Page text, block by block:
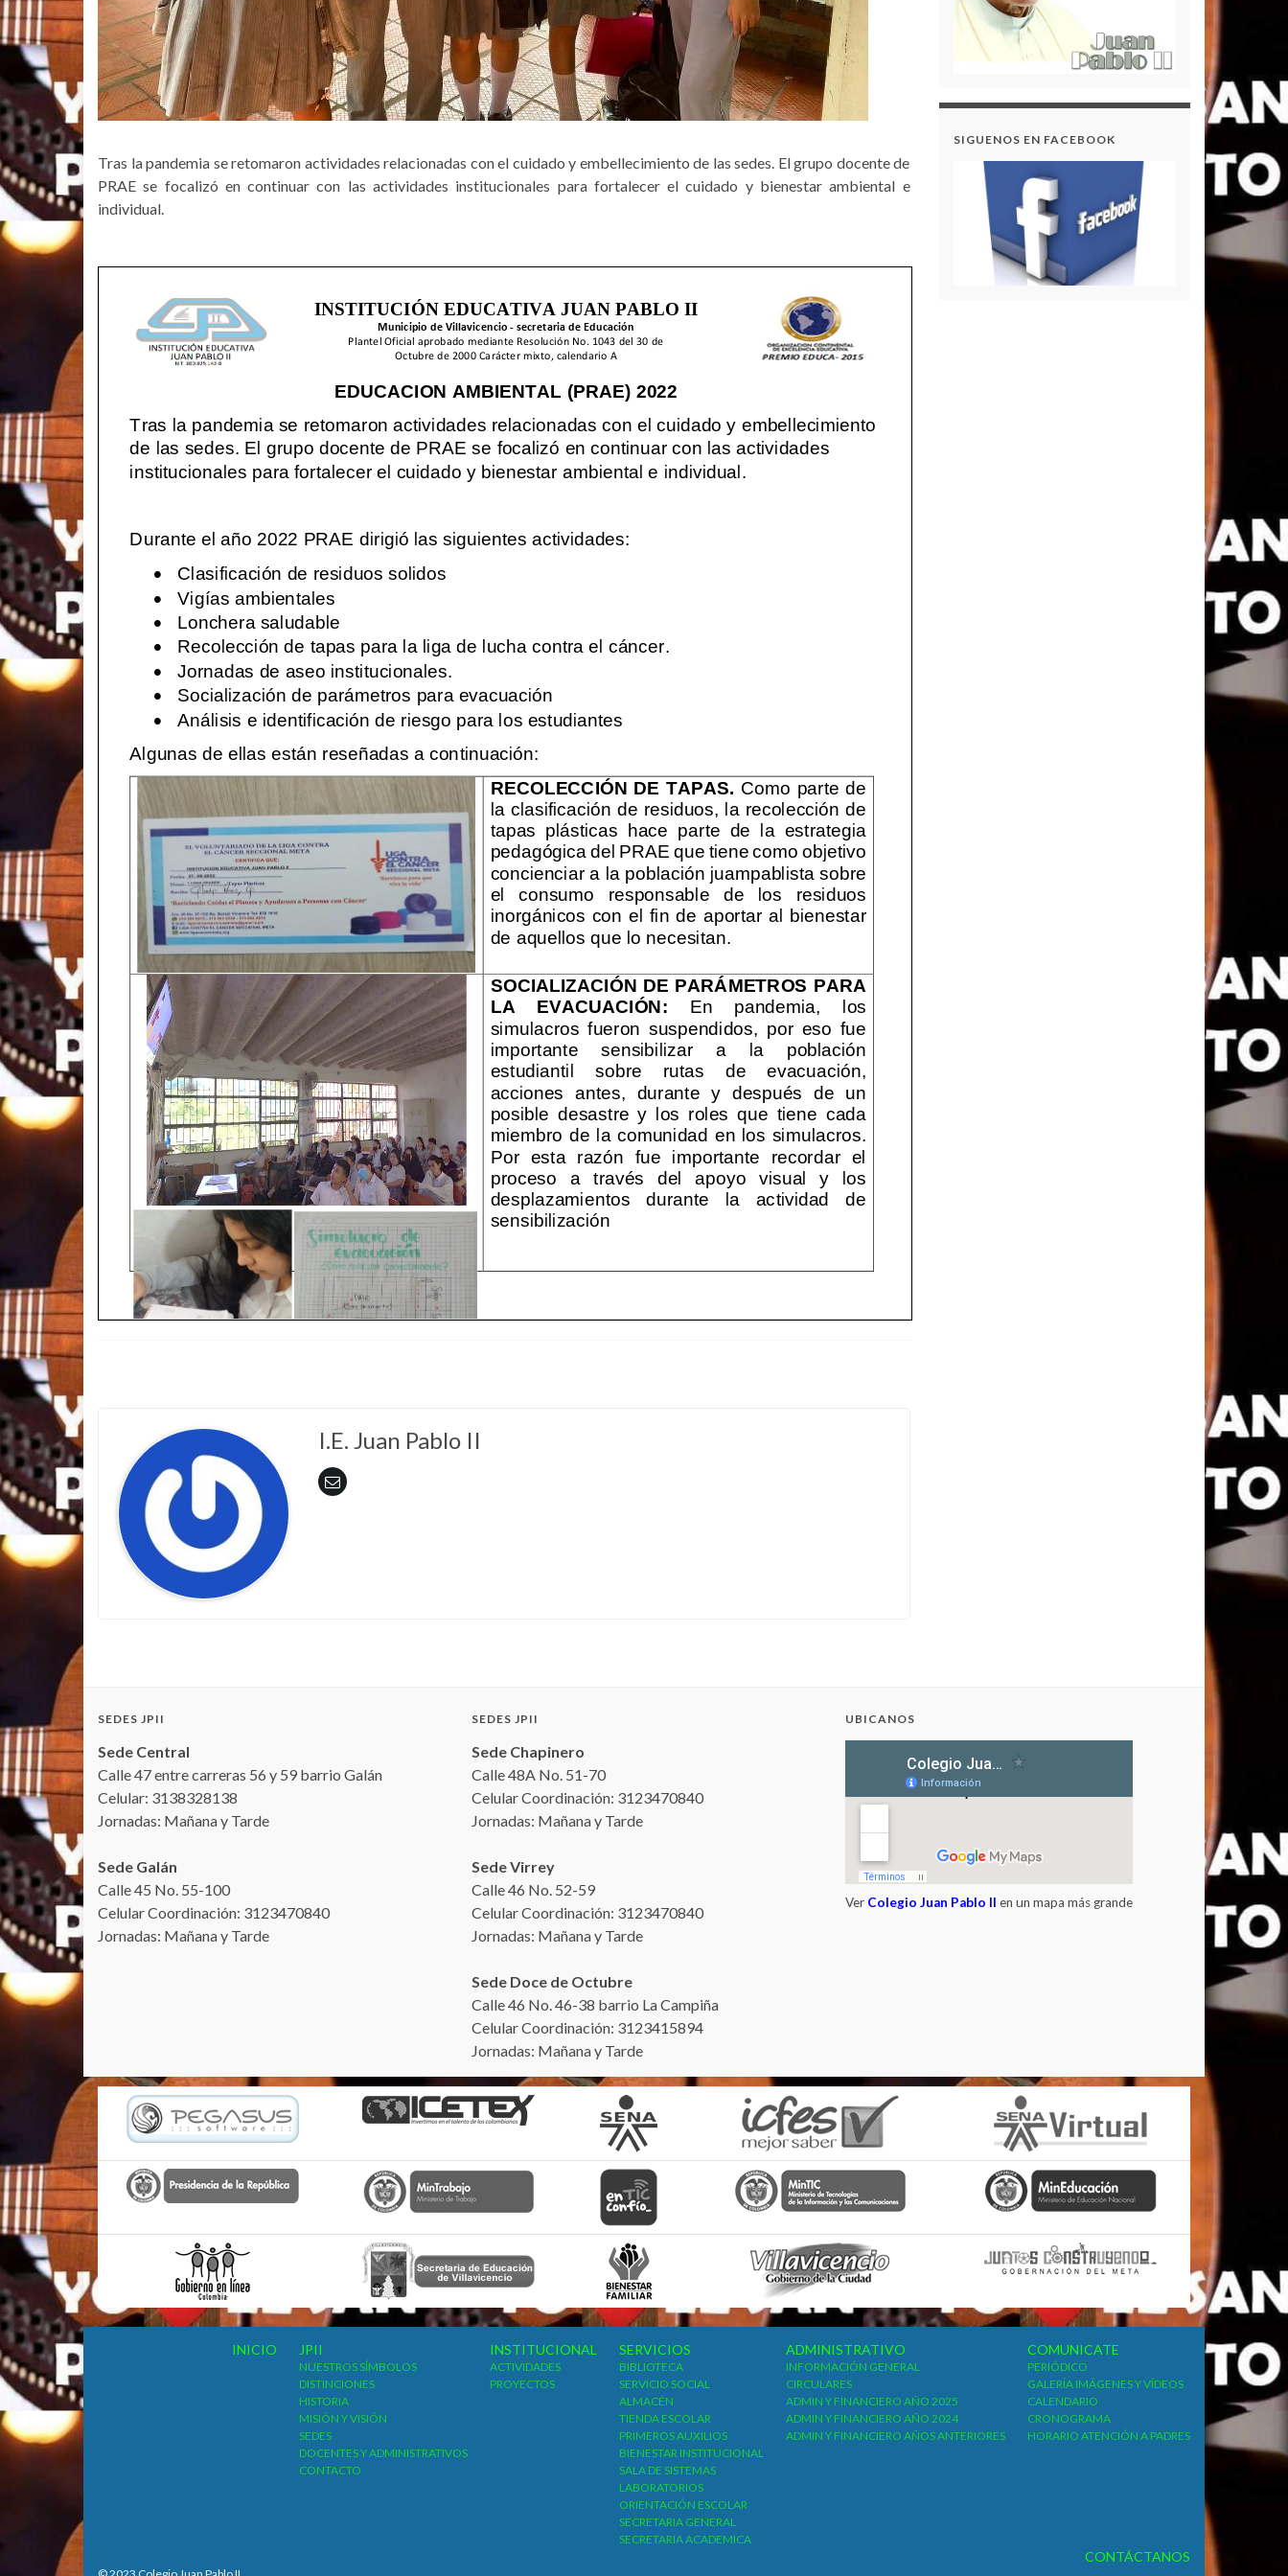
Tras la pandemia se retomaron actividades relacionadas con el cuidado y embellecimiento de las sedes. El grupo docente de
PRAE se focalizó en continuar con las actividades institucionales para fortalecer el cuidado y bienestar ambiental e
individual.
I.E. Juan Pablo II
Rendición de Cuentas –
Gestión 2024
ENGLISH DAY 2023
del Plan Anual de
GOBIERNO ESCOLAR
2023
BIENESTAR
INSTITUCIONAL 2022
SIGUENOS EN FACEBOOK
SEDES JPII
Sede Central
Calle 47 entre carreras 56 y 59 barrio Galán
Celular: 3138328138
Jornadas: Mañana y Tarde
Sede Galán
Calle 45 No. 55-100
Celular Coordinación: 3123470840
Jornadas: Mañana y Tarde
SEDES JPII
Sede Chapinero
Calle 48A No. 51-70
Celular Coordinación: 3123470840
Jornadas: Mañana y Tarde
Sede Virrey
Calle 46 No. 52-59
Celular Coordinación: 3123470840
Jornadas: Mañana y Tarde
Sede Doce de Octubre
Calle 46 No. 46-38 barrio La Campiña
Celular Coordinación: 3123415894
Jornadas: Mañana y Tarde
UBICANOS
Ver Colegio Juan Pablo II en un mapa más grande
INICIO JPII
NUESTROS SÍMBOLOS
DISTINCIONES
HISTORIA
MISIÓN Y VISIÓN
SEDES
DOCENTES Y ADMINISTRATIVOS
CONTACTO
INSTITUCIONAL
ACTIVIDADES
PROYECTOS
SERVICIOS
BIBLIOTECA
SERVICIO SOCIAL
ALMACÉN
TIENDA ESCOLAR
PRIMEROS AUXILIOS
BIENESTAR INSTITUCIONAL
SALA DE SISTEMAS
LABORATORIOS
ORIENTACIÓN ESCOLAR
SECRETARIA GENERAL
SECRETARIA ACADEMICA
ADMINISTRATIVO
INFORMACIÓN GENERAL
CIRCULARES
ADMIN Y FINANCIERO AÑO 2025
ADMIN Y FINANCIERO AÑO 2024
ADMIN Y FINANCIERO AÑOS ANTERIORES
COMUNICATE
PERIÓDICO
GALERÍA IMÁGENES Y VÍDEOS
CALENDARIO
CRONOGRAMA
HORARIO ATENCIÓN A PADRES
CONTÁCTANOS